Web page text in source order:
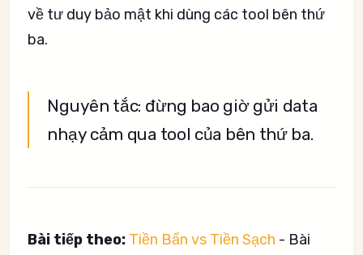
về tư duy bảo mật khi dùng các tool bên thứ
ba.
Nguyên tắc: đừng bao giờ gửi data
nhạy cảm qua tool của bên thứ ba.
Bài tiếp theo: Tiền Bẩn vs Tiền Sạch - Bài